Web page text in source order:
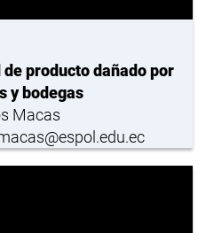
producto dañado por
y bodegas
Macas